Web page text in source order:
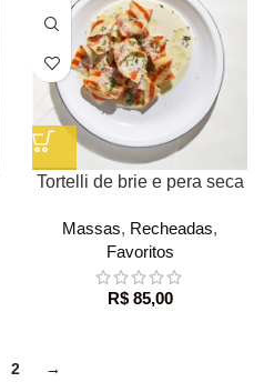
Tortelli de brie e pera seca
Massas, Recheadas,
Favoritos
R$85,00
2 →